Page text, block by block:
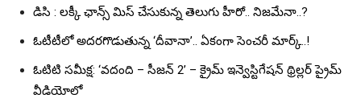
డిసి : లక్కీ ఛాన్స్ మిస్ చేసుకున్న తెలుగు హీరో.. నిజమేనా..?
ఓటీటీలో అదరగొడుతున్న ‘దీవానా’.. ఏకంగా సెంచరీ మార్క్..!
ఓటిటి సమీక్ష: ‘వదంది – సీజన్ 2’ – క్రైమ్ ఇన్వెస్టిగేషన్ థ్రిల్లర్ ప్రైమ్
వీడియోలో